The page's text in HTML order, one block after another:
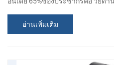
ล่างเมื่อ 20 ปีของอายุเท่านี้ โดย
ประชากรจะเป็น 29 ปี อิทธิพลของ
ต่อมาเปลี่ยนแปลงในลูกค้าพฤติกรร
งา POS ระบบที่ต่างกันเต็มรูปแบบ
ฐานจนท.ตรวจคนเข้าเมืองห...
อ่านเพิ่มเติม